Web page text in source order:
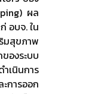
ผล
อบจ. ใน
มสุขภาพ
องระบบ
เนินการ
การออก